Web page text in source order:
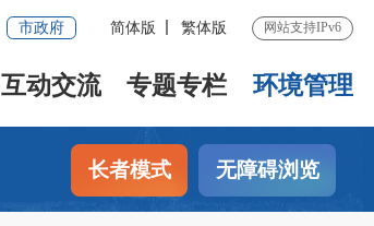
市政府 简体版 繁体版 网站支持IPv6
互动交流 专题专栏 环境管理
长者模式 无障碍浏览